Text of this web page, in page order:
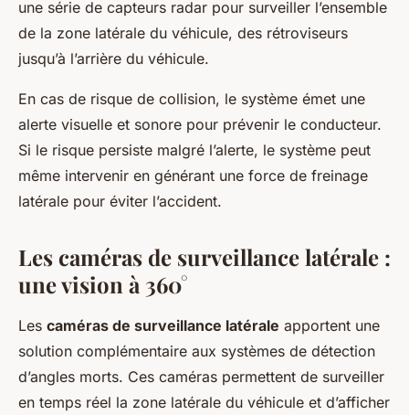
une série de capteurs radar pour surveiller l’ensemble
de la zone latérale du véhicule, des rétroviseurs
jusqu’à l’arrière du véhicule.
En cas de risque de collision, le système émet une
alerte visuelle et sonore pour prévenir le conducteur.
Si le risque persiste malgré l’alerte, le système peut
même intervenir en générant une force de freinage
latérale pour éviter l’accident.
Les caméras de surveillance latérale :
une vision à 360°
Les caméras de surveillance latérale apportent une
solution complémentaire aux systèmes de détection
d’angles morts. Ces caméras permettent de surveiller
en temps réel la zone latérale du véhicule et d’afficher